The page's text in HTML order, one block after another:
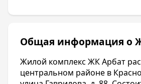
Общая информация о
Жилой комплекс ЖК Арбат
центральном районе в